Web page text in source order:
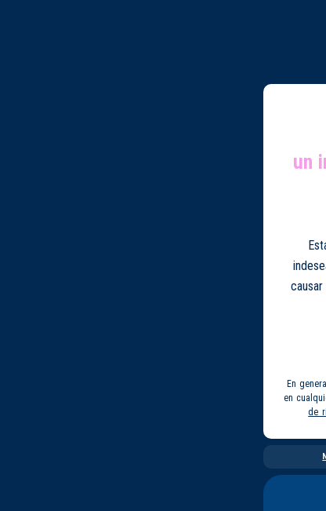
un
En
en
de